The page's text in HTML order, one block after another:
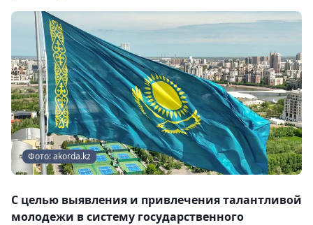
Фото: akorda.kz
С целью выявления и привлечения талантливой
молодежи в систему государственного